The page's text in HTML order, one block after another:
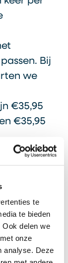
te
te bieden
delen we
onze
analyse. Deze
Bij
we
€35,95
€35,95
Atlant
Atlant